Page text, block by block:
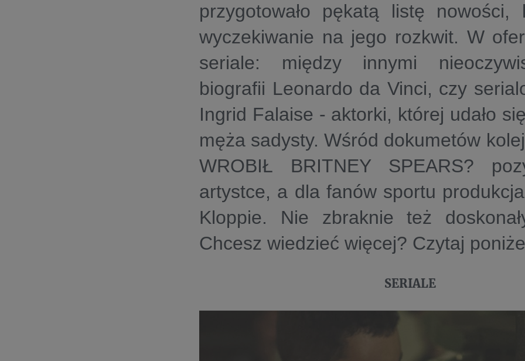
przygotowało pękatą listę nowości,
wyczekiwanie na jego rozkwit. W
seriale: między innymi
biografii Leonardo da Vinci, czy
Ingrid Falaise - aktorki, której udało
męża sadysty. Wśród dokumetów
WROBIŁ BRITNEY SPEARS?
artystce, a dla fanów sportu
Kloppie. Nie zbraknie też
Chcesz wiedzieć więcej? Czytaj
SERIALE